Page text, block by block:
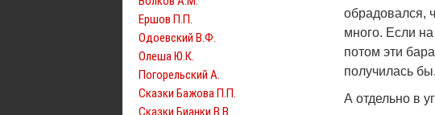
Ершов П.П.
Одоевский В.Ф.
Олеша Ю.К.
Погорельский А.
Сказки Бажова П.П.
Сказки Бианки В.В
обрадовался,
много. Если
потом эти
получилась
А отдельно в